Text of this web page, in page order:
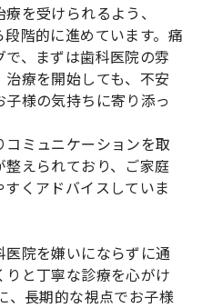
を受けられるよう、
階的に進めています。痛
、まずは歯科医院の雰
療を開始しても、不安
様の気持ちに寄り添っ
ミュニケーションを取
えられており、ご家庭
くアドバイスしていま
院を嫌いにならずに通
と丁寧な診療を心がけ
、長期的な視点でお子様